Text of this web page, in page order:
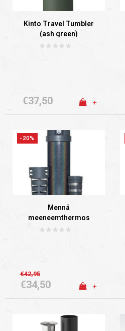
Kinto Travel Tumbler
(ash green)
€37,50 +
-20%
Mennä
meeneemthermos
(Grijs)
€42,95
€34,50 +